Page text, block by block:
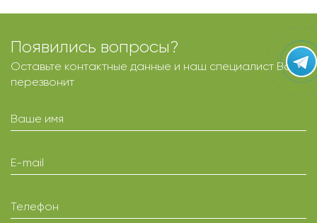
Появились вопросы?
Оставьте контактные данные и наш специалист Вам
перезвонит
Ваше имя
E-mail
Телефон